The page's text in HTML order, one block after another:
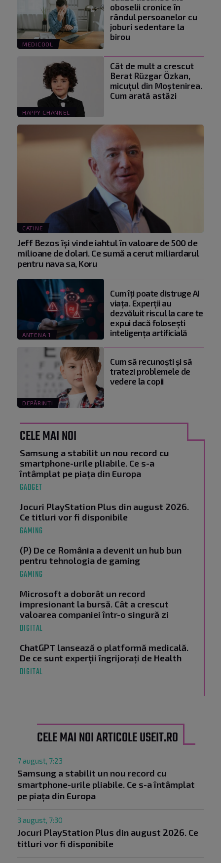
MEDICOOL
oboselii cronice în
rândul persoanelor cu
joburi sedentare la
birou
HAPPY CHANNEL
Cât de mult a crescut
Berat Rüzgar Özkan,
micuțul din Moștenirea.
Cum arată astăzi
CATINE
Jeff Bezos își vinde iahtul în valoare de 500 de
milioane de dolari. Ce sumă a cerut miliardarul
pentru nava sa, Koru
ANTENA 1
Cum îți poate distruge AI
viața. Experții au
dezvăluit riscul la care te
expui dacă folosești
inteligența artificială
DEPĂRINȚI
Cum să recunoști și să
tratezi problemele de
vedere la copii
CELE MAI NOI
Samsung a stabilit un nou record cu
smartphone-urile pliabile. Ce s-a
întâmplat pe piața din Europa
GADGET
Jocuri PlayStation Plus din august 2026.
Ce titluri vor fi disponibile
GAMING
(P) De ce România a devenit un hub bun
pentru tehnologia de gaming
GAMING
Microsoft a doborât un record
impresionant la bursă. Cât a crescut
valoarea companiei într-o singură zi
DIGITAL
ChatGPT lansează o platformă medicală.
De ce sunt experții îngrijorați de Health
DIGITAL
CELE MAI NOI ARTICOLE USEIT.RO
7 august, 7:23
Samsung a stabilit un nou record cu
smartphone-urile pliabile. Ce s-a întâmplat
pe piața din Europa
3 august, 7:30
Jocuri PlayStation Plus din august 2026. Ce
titluri vor fi disponibile